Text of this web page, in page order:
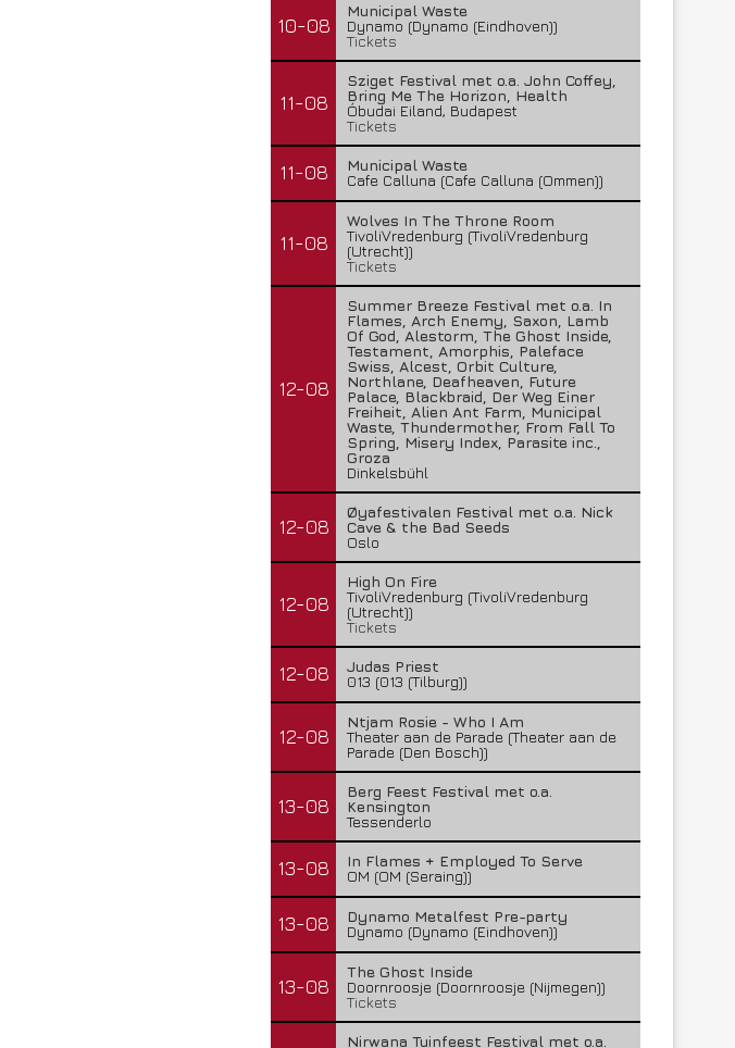
10-08
Municipal Waste
Dynamo (Dynamo (Eindhoven))
Tickets
11-08
Sziget Festival met o.a. John Coffey,
Bring Me The Horizon, Health
Óbudai Eiland, Budapest
Tickets
11-08
Municipal Waste
Cafe Calluna (Cafe Calluna (Ommen))
11-08
Wolves In The Throne Room
TivoliVredenburg (TivoliVredenburg
(Utrecht))
Tickets
12-08
Summer Breeze Festival met o.a. In
Flames, Arch Enemy, Saxon, Lamb
Of God, Alestorm, The Ghost Inside,
Testament, Amorphis, Paleface
Swiss, Alcest, Orbit Culture,
Northlane, Deafheaven, Future
Palace, Blackbraid, Der Weg Einer
Freiheit, Alien Ant Farm, Municipal
Waste, Thundermother, From Fall To
Spring, Misery Index, Parasite inc.,
Groza
Dinkelsbühl
12-08
Øyafestivalen Festival met o.a. Nick
Cave & the Bad Seeds
Oslo
12-08
High On Fire
TivoliVredenburg (TivoliVredenburg
(Utrecht))
Tickets
12-08
Judas Priest
013 (013 (Tilburg))
12-08
Ntjam Rosie - Who I Am
Theater aan de Parade (Theater aan de
Parade (Den Bosch))
13-08
Berg Feest Festival met o.a.
Kensington
Tessenderlo
13-08
In Flames + Employed To Serve
OM (OM (Seraing))
13-08
Dynamo Metalfest Pre-party
Dynamo (Dynamo (Eindhoven))
13-08
The Ghost Inside
Doornroosje (Doornroosje (Nijmegen))
Tickets
Nirwana Tuinfeest Festival met o.a.